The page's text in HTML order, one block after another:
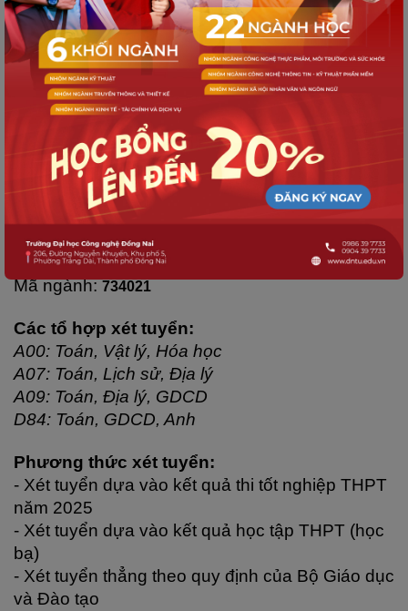
máy; Công nghệ kỹ thuật điện, điện tử; Công
nghệ kỹ thuật ô tô; Công nghệ kỹ thuật xây
dựng; Công nghệ kỹ thuật hóa học; Công nghệ
kỹ thuật môi trường
+ Giảm 20% học phí cho Tân sinh viên có anh
chị em ruột cùng học tại DNTU
+ Giảm 10% học phí trong suốt 4 năm cho Tân
sinh viên từ trường THPT có ký MOU với DNTU
Tổ hợp xét tuyển và phương thức tuyển sinh
năm 2025
Mã trường: DCD
Mã ngành: 734021
Các tổ hợp xét tuyển:
A00: Toán, Vật lý, Hóa học
A07: Toán, Lịch sử, Địa lý
A09: Toán, Địa lý, GDCD
D84: Toán, GDCD, Anh
Phương thức xét tuyển:
- Xét tuyển dựa vào kết quả thi tốt nghiệp THPT
năm 2025
- Xét tuyển dựa vào kết quả học tập THPT (học
bạ)
- Xét tuyển thẳng theo quy định của Bộ Giáo dục
và Đào tạo